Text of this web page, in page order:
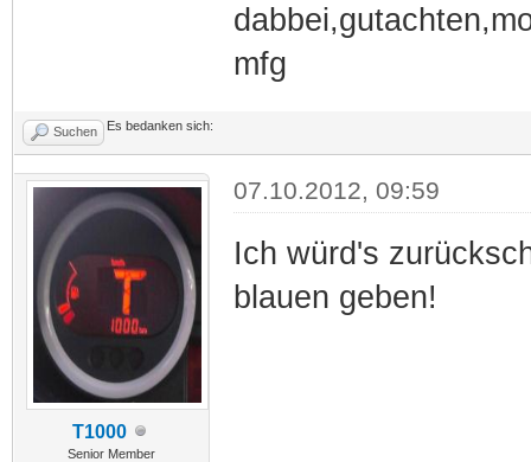
mfg
Suchen Es bedanken sich:
T1000
Senior Member
07.10.2012, 09:59
Ich würd's
blauen geben!